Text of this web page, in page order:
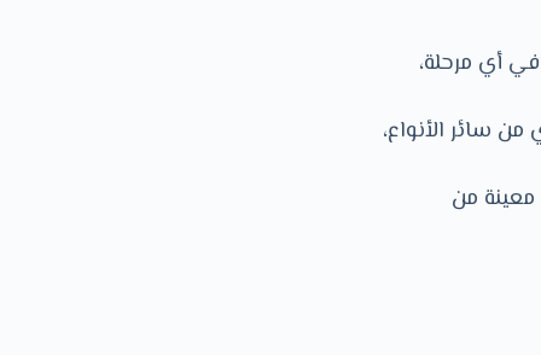
أي مرحلة،
سائر الأنواع،
من